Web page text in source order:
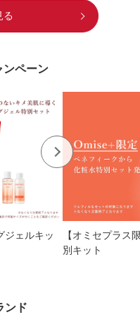
る
ンペーン
ジェルキッ
【オミセプラス
別キット
ンド